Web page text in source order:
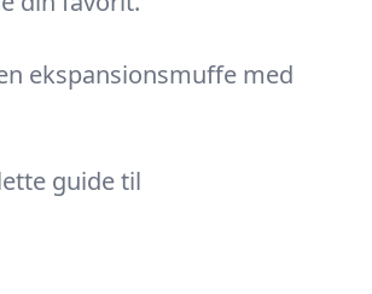
ekspansionsmuffe med
guide til